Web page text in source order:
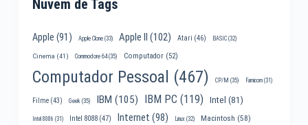
Nuvem de Tags
Apple (91) Apple Clone(33) Apple II (102) Atari (46) BASIC(32)
Cinema (41) Commodore 64(35) Computador(52)
Computador Pessoal (467) CP/M (35) Famicom(31)
Filme(43) Geek(35) IBM (105) IBM PC (119) Intel (81)
Intel 8086 (31) Intel 8088(47) Internet (98) Linux(32) Macintosh (58)